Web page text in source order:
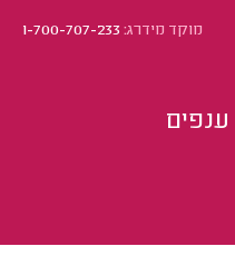
מוקד מידרג:1-700-707-233
ענפים